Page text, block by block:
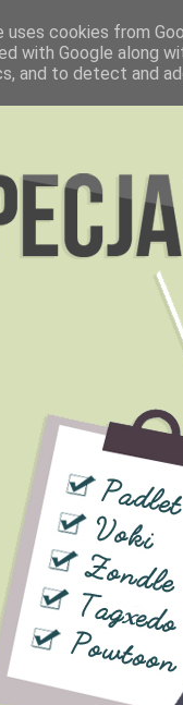
uses cookies from
with Google along
and to detect and